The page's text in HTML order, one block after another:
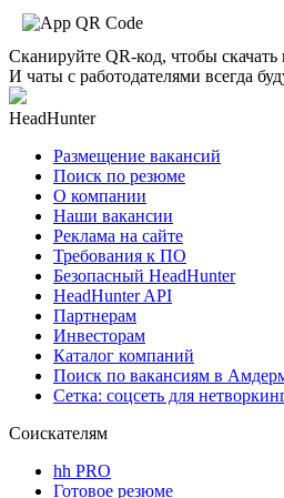
Сканируйте QR-код, чтобы
И чаты с работодателями всегда
HeadHunter
Размещение вакансий
Поиск по резюме
О компании
Наши вакансии
Реклама на сайте
Требования к ПО
Безопасный HeadHunter
HeadHunter API
Партнерам
Инвесторам
Каталог компаний
Поиск по вакансиям в
Сетка: соцсеть для
Соискателям
hh PRO
Готовое резюме